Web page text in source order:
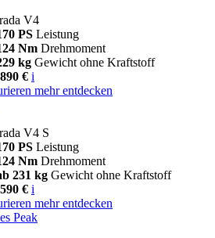
V4
PS Leistung
Nm Drehmoment
kg Gewicht ohne Kraftstoff
€ i
mehr entdecken
V4 S
PS Leistung
Nm Drehmoment
231 kg Gewicht ohne Kraftstoff
€ i
mehr entdecken
Peak